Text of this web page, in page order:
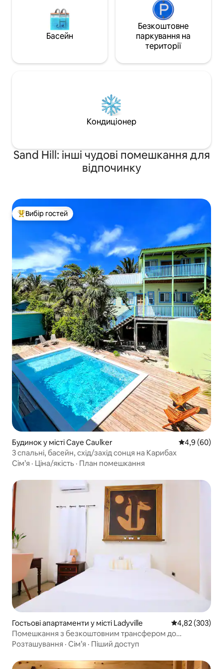
Басейн
Безкоштовне
паркування на
території
Кондиціонер
Sand Hill: інші чудові помешкання для
відпочинку
Топ вибір гостей
Вибір гостей
Будинок у місті Caye Caulker Середня
4,9 (60)
3 спальні, басейн, схід/захід сонця на Карибах
Сім’я · Ціна/якість · План помешкання
Гостьові апартаменти у місті Ladyville Середня
4,82 (303)
Помешкання з безкоштовним трансфером до
аеропорту – Ladyville Lam
Розташування · Сім’я · Піший доступ